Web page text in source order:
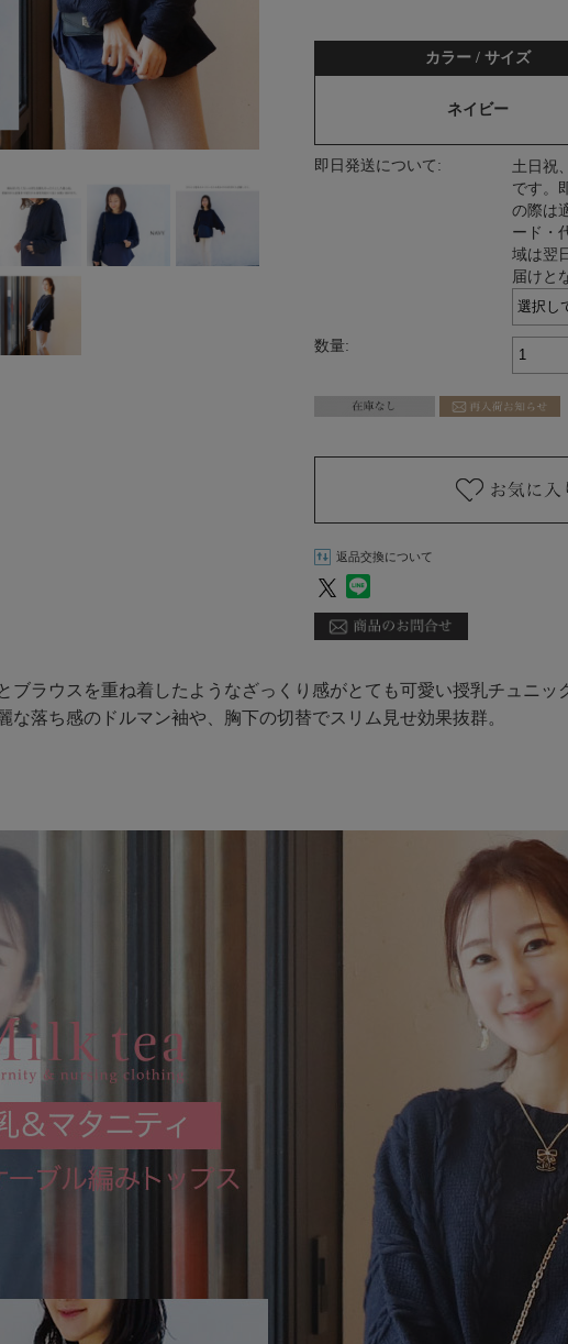
カラー / サイズ
ネイビー
即日発送について:
土日祝
です。
の際は
ード・
域は翌
届けと
数量:
返品交換について
ブラウスを重ね着したようなざっくり感がとても可愛い授乳チュニッ
な落ち感のドルマン袖や、胸下の切替でスリム見せ効果抜群。